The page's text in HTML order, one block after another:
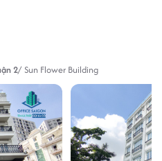
2 Sun Flower Building